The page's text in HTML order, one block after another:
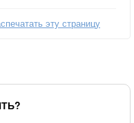
эту страницу